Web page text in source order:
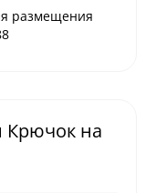
размещения
Крючок на